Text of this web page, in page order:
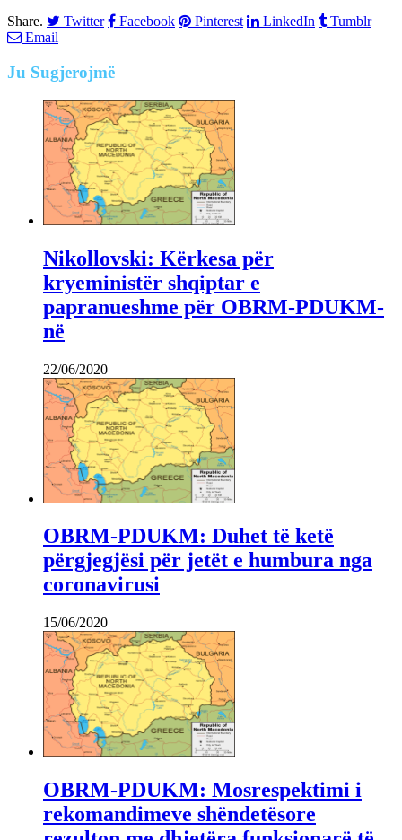
Share.
Twitter Facebook Pinterest LinkedIn
Tumblr
Email
Ju Sugjerojmë
Nikollovski: Kërkesa për
kryeministër shqiptar e
papranueshme për OBRM-PDUKM-
në
22/06/2020
OBRM-PDUKM: Duhet të ketë
përgjegjësi për jetët e humbura nga
coronavirusi
15/06/2020
OBRM-PDUKM: Mosrespektimi i
rekomandimeve shëndetësore